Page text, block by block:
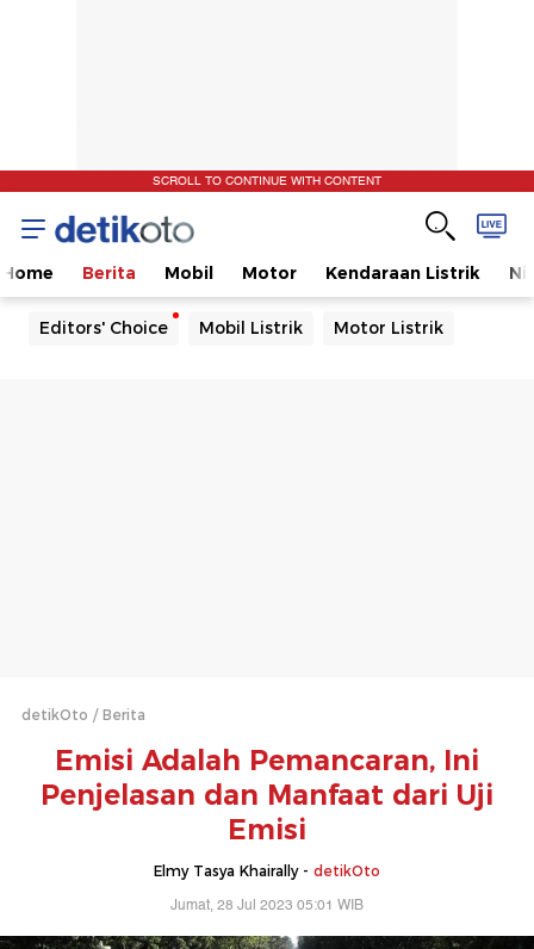
SCROLL TO CONTINUE WITH CONTENT
Home Berita Mobil Motor Kendaraan Listrik
Editors' Choice Mobil Listrik Motor Listrik
detikOto Berita
Emisi Adalah Pemancaran, Ini
Penjelasan dan Manfaat dari Uji
Emisi
Elmy Tasya Khairally - detikOto
Jumat, 28 Jul 2023 05:01 WIB